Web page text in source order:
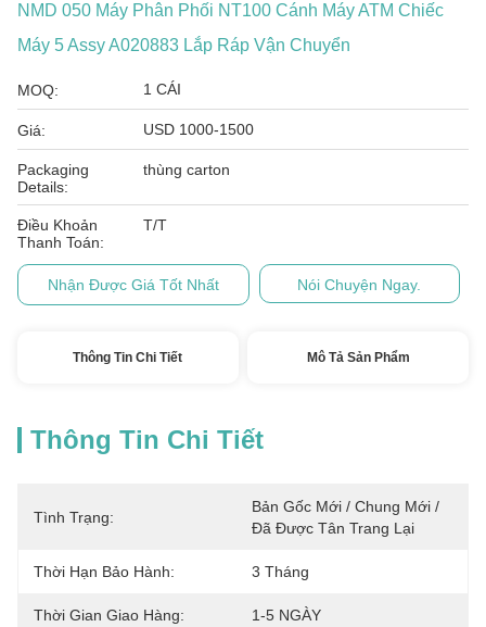
NMD 050 Máy Phân Phối NT100 Cánh Máy ATM Chiếc
Máy 5 Assy A020883 Lắp Ráp Vận Chuyển
MOQ: 1 CÁI
Giá: USD 1000-1500
Packaging
Details:
thùng carton
Điều Khoản
Thanh Toán:
T/T
Nhận Được Giá Tốt Nhất Nói Chuyện Ngay.
Thông Tin Chi Tiết Mô Tả Sản Phẩm
Thông Tin Chi Tiết
Tình Trạng:
Bản Gốc Mới / Chung Mới /
Đã Được Tân Trang Lại
Thời Hạn Bảo Hành: 3 Tháng
Thời Gian Giao Hàng: 1-5 NGÀY